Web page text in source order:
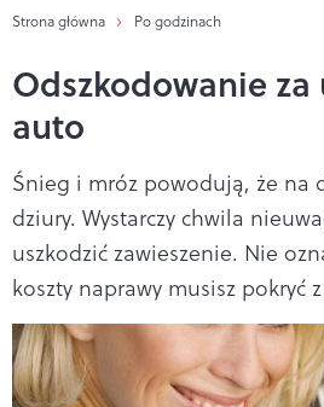
Strona główna Po godzinach
Odszkodowanie za
auto
Śnieg i mróz powodują, że na
dziury. Wystarczy chwila
uszkodzić zawieszenie. Nie
koszty naprawy musisz pokryć